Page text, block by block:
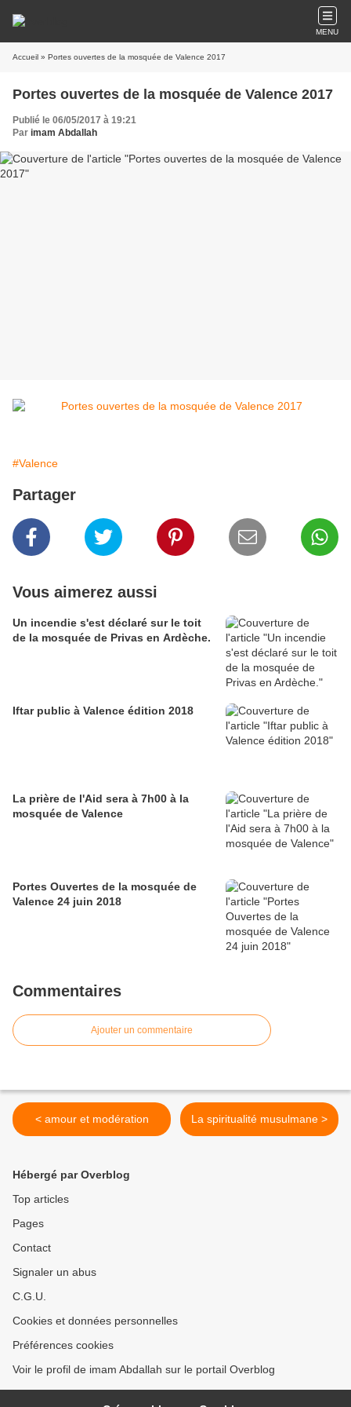
MENU
Accueil » Portes ouvertes de la mosquée de Valence 2017
Portes ouvertes de la mosquée de Valence 2017
Publié le 06/05/2017 à 19:21
Par imam Abdallah
#Valence
Partager
Vous aimerez aussi
Un incendie s'est déclaré sur le toit
de la mosquée de Privas en Ardèche.
Iftar public à Valence édition 2018
La prière de l'Aid sera à 7h00 à la
mosquée de Valence
Portes Ouvertes de la mosquée de
Valence 24 juin 2018
Commentaires
Ajouter un commentaire
< amour et modération La spiritualité musulmane >
Hébergé par Overblog
Top articles
Pages
Contact
Signaler un abus
C.G.U.
Cookies et données personnelles
Préférences cookies
Voir le profil de imam Abdallah sur le portail Overblog